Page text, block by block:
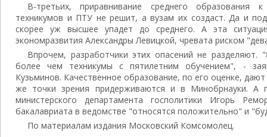
В-третьих, приравнивание среднего образования
техникумов и ПТУ не решит, а вузам их создаст. Да и
скорее уж высшее упадет до среднего. А эта
экономразвития Александры Левицкой, чревата риском
Впрочем, разработчики этих опасений не разделяют.
более чем техникумы с пятилетним обучением", -
Кузьминов. Качественное образование, по его оценке,
же точки зрения придерживаются и в Минобрнауки.
министерского департамента госполитики Игорь
бакалавриата в ведомстве "относятся положительно" и
По материалам издания Московский Комсомолец.